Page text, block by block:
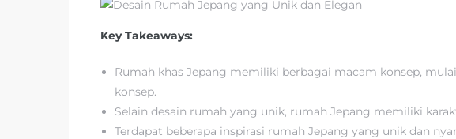
Key Takeaways:
Rumah khas Jepang memiliki berbagai macam konsep,
konsep.
Selain desain rumah yang unik, rumah Jepang memiliki
Terdapat beberapa inspirasi rumah Jepang yang unik dan